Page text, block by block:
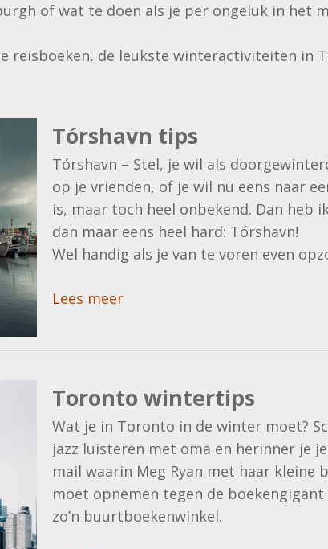
of wat te doen als je per ongeluk in het
reisboeken, de leukste winteractiviteiten in
Tórshavn tips
Tórshavn – Stel, je wil als
op je vrienden, of je wil nu eens naar
is, maar toch heel onbekend. Dan heb
dan maar eens heel hard: Tórshavn!
Wel handig als je van te voren even
Lees meer
Toronto wintertips
Wat je in Toronto in de winter moet?
jazz luisteren met oma en herinner je
mail waarin Meg Ryan met haar
moet opnemen tegen de boekengigant
zo’n buurtboekenwinkel.